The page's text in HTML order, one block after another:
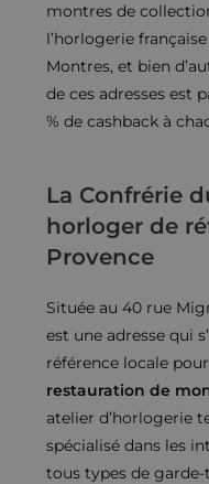
montres de
l’horlogerie
Montres, et bien
de ces adresses est
% de cashback à
La Confrérie
horloger de
Provence
Située au 40 rue
est une adresse qui
référence locale
restauration de
atelier d’horlogerie
spécialisé dans les
tous types de garde-